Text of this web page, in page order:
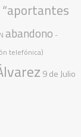
“aportantes
abandono -
telefónica)
9 de Julio